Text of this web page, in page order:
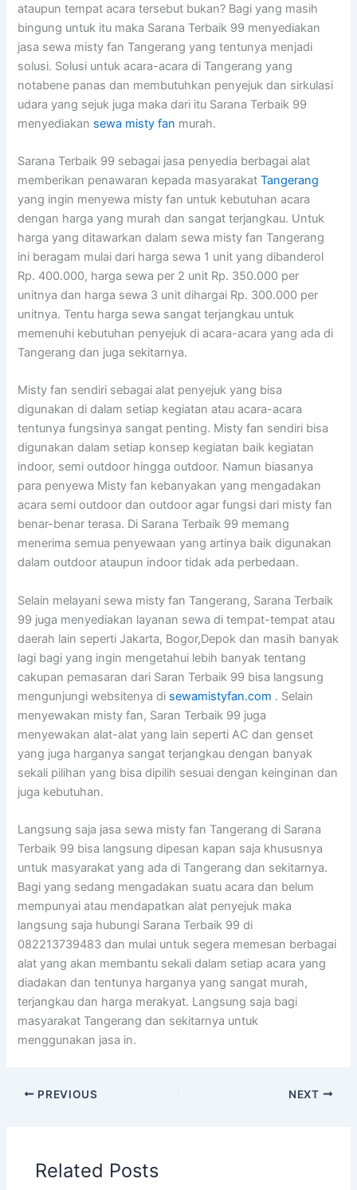
ataupun tempat acara tersebut bukan? Bagi yang masih
bingung untuk itu maka Sarana Terbaik 99 menyediakan
jasa sewa misty fan Tangerang yang tentunya menjadi
solusi. Solusi untuk acara-acara di Tangerang yang
notabene panas dan membutuhkan penyejuk dan sirkulasi
udara yang sejuk juga maka dari itu Sarana Terbaik 99
menyediakan sewa misty fan murah.
Sarana Terbaik 99 sebagai jasa penyedia berbagai alat
memberikan penawaran kepada masyarakatTangerang
yang ingin menyewa misty fan untuk kebutuhan acara
dengan harga yang murah dan sangat terjangkau. Untuk
harga yang ditawarkan dalam sewa misty fan Tangerang
ini beragam mulai dari harga sewa 1 unit yang dibanderol
Rp. 400.000, harga sewa per 2 unit Rp. 350.000 per
unitnya dan harga sewa 3 unit dihargai Rp. 300.000 per
unitnya. Tentu harga sewa sangat terjangkau untuk
memenuhi kebutuhan penyejuk di acara-acara yang ada di
Tangerang dan juga sekitarnya.
Misty fan sendiri sebagai alat penyejuk yang bisa
digunakan di dalam setiap kegiatan atau acara-acara
tentunya fungsinya sangat penting. Misty fan sendiri bisa
digunakan dalam setiap konsep kegiatan baik kegiatan
indoor, semi outdoor hingga outdoor. Namun biasanya
para penyewa Misty fan kebanyakan yang mengadakan
acara semi outdoor dan outdoor agar fungsi dari misty fan
benar-benar terasa. Di Sarana Terbaik 99 memang
menerima semua penyewaan yang artinya baik digunakan
dalam outdoor ataupun indoor tidak ada perbedaan.
Selain melayani sewa misty fan Tangerang, Sarana Terbaik
99 juga menyediakan layanan sewa di tempat-tempat atau
daerah lain seperti Jakarta, Bogor,Depok dan masih banyak
lagi bagi yang ingin mengetahui lebih banyak tentang
cakupan pemasaran dari Saran Terbaik 99 bisa langsung
mengunjungi websitenya di sewamistyfan.com . Selain
menyewakan misty fan, Saran Terbaik 99 juga
menyewakan alat-alat yang lain seperti AC dan genset
yang juga harganya sangat terjangkau dengan banyak
sekali pilihan yang bisa dipilih sesuai dengan keinginan dan
juga kebutuhan.
Langsung saja jasa sewa misty fan Tangerang di Sarana
Terbaik 99 bisa langsung dipesan kapan saja khususnya
untuk masyarakat yang ada di Tangerang dan sekitarnya.
Bagi yang sedang mengadakan suatu acara dan belum
mempunyai atau mendapatkan alat penyejuk maka
langsung saja hubungi Sarana Terbaik 99 di
082213739483 dan mulai untuk segera memesan berbagai
alat yang akan membantu sekali dalam setiap acara yang
diadakan dan tentunya harganya yang sangat murah,
terjangkau dan harga merakyat. Langsung saja bagi
masyarakat Tangerang dan sekitarnya untuk
menggunakan jasa in.
PREVIOUS NEXT
Related Posts